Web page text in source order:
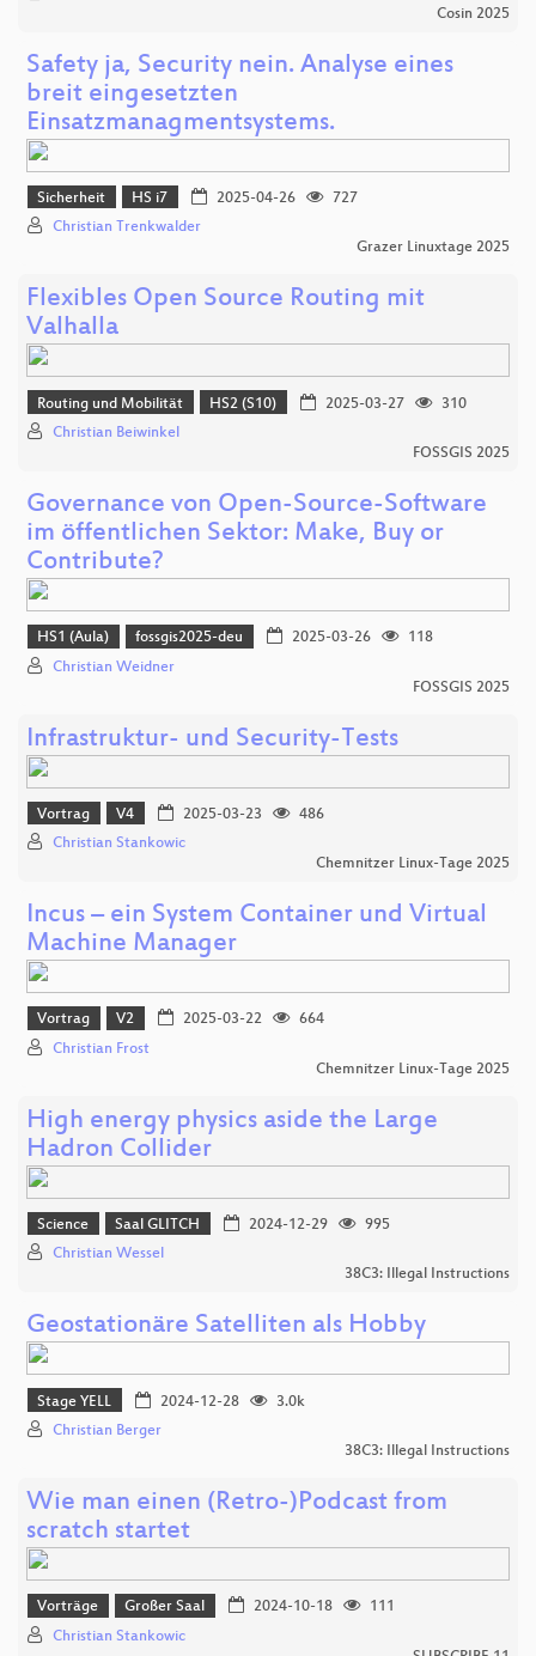
Cosin 2025
Safety ja, Security nein. Analyse eines
breit eingesetzten
Einsatzmanagmentsystems.
Sicherheit HS i7 2025-04-26
727
Christian Trenkwalder
Grazer Linuxtage 2025
Flexibles Open Source Routing mit
Valhalla
Routing und Mobilität HS2 (S10) 2025-03-27
310
Christian Beiwinkel
FOSSGIS 2025
Governance von Open-Source-Software
im öffentlichen Sektor: Make, Buy or
Contribute?
HS1 (Aula) fossgis2025-deu 2025-03-26
118
Christian Weidner
FOSSGIS 2025
Infrastruktur- und Security-Tests
Vortrag V4 2025-03-23
486
Christian Stankowic
Chemnitzer Linux-Tage 2025
Incus – ein System Container und Virtual
Machine Manager
Vortrag V2 2025-03-22
664
Christian Frost
Chemnitzer Linux-Tage 2025
High energy physics aside the Large
Hadron Collider
Science Saal GLITCH 2024-12-29
995
Christian Wessel
38C3: Illegal Instructions
Geostationäre Satelliten als Hobby
Stage YELL 2024-12-28
3.0k
Christian Berger
38C3: Illegal Instructions
Wie man einen (Retro-)Podcast from
scratch startet
Vorträge Großer Saal 2024-10-18
111
Christian Stankowic